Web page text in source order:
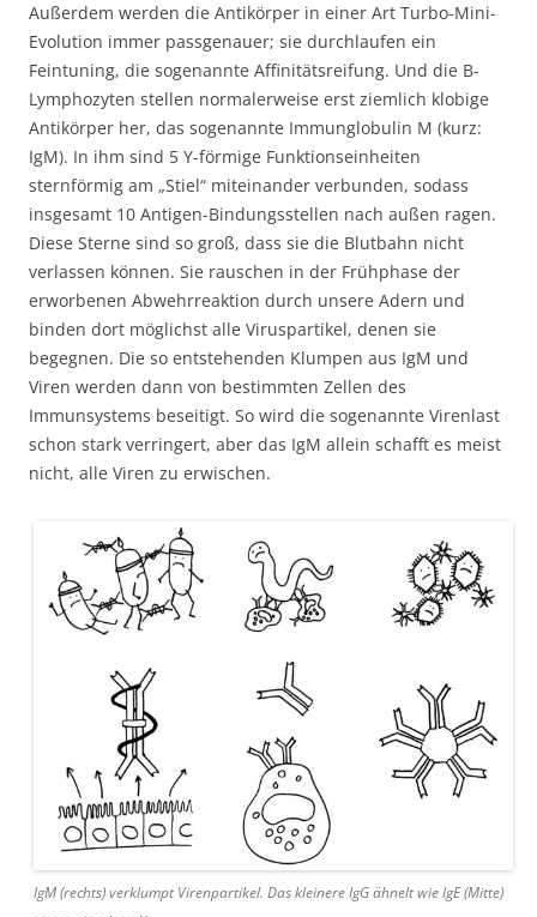
Außerdem werden die Antikörper in einer Art Turbo-Mini-
Evolution immer passgenauer; sie durchlaufen ein
Feintuning, die sogenannte Affinitätsreifung. Und die B-
Lymphozyten stellen normalerweise erst ziemlich klobige
Antikörper her, das sogenannte Immunglobulin M (kurz:
IgM). In ihm sind 5 Y-förmige Funktionseinheiten
sternförmig am „Stiel“ miteinander verbunden, sodass
insgesamt 10 Antigen-Bindungsstellen nach außen ragen.
Diese Sterne sind so groß, dass sie die Blutbahn nicht
verlassen können. Sie rauschen in der Frühphase der
erworbenen Abwehrreaktion durch unsere Adern und
binden dort möglichst alle Viruspartikel, denen sie
begegnen. Die so entstehenden Klumpen aus IgM und
Viren werden dann von bestimmten Zellen des
Immunsystems beseitigt. So wird die sogenannte Virenlast
schon stark verringert, aber das IgM allein schafft es meist
nicht, alle Viren zu erwischen.
IgM (rechts) verklumpt Virenpartikel. Das kleinere IgG ähnelt wie IgE (Mitte)